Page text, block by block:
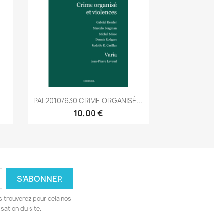
Aperçu rapide
PAL20107630 CRIME ORGANISÉ...
10,00 €
trouverez pour cela nos
du site.